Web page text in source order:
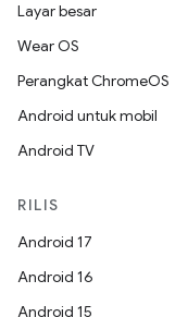
Layar besar
Wear OS
Perangkat ChromeOS
Android untuk mobil
Android TV
RILIS
Android 17
Android 16
Android 15